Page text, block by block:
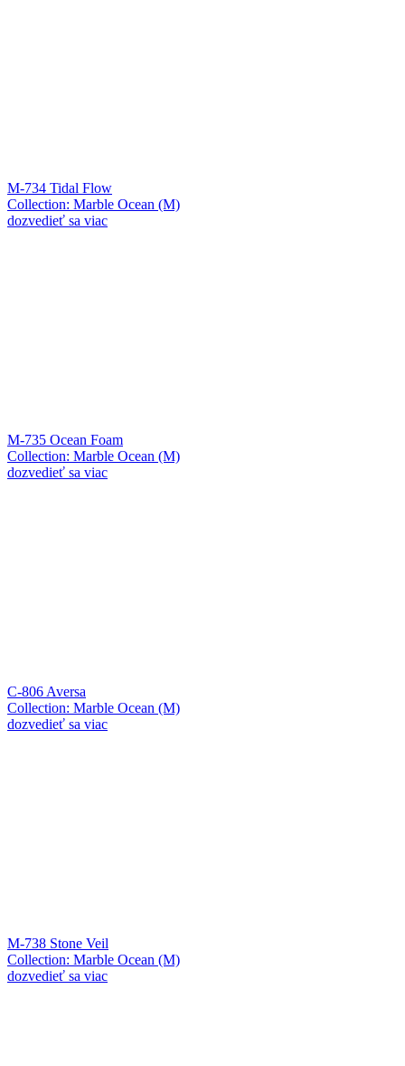
M-734 Tidal Flow
Collection: Marble Ocean (M)
dozvedieť sa viac
M-735 Ocean Foam
Collection: Marble Ocean (M)
dozvedieť sa viac
C-806 Aversa
Collection: Marble Ocean (M)
dozvedieť sa viac
M-738 Stone Veil
Collection: Marble Ocean (M)
dozvedieť sa viac